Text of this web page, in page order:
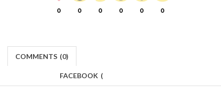
0 0 0 0 0 0
COMMENTS (0)
FACEBOOK (